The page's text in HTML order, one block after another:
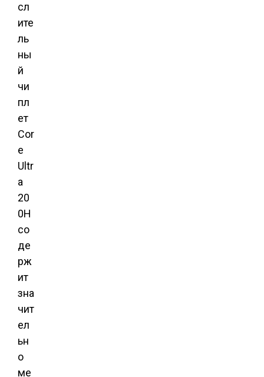
сл
ите
ль
ны
й
чи
пл
ет
Cor
e
Ultr
a
20
0H
со
де
рж
ит
зна
чит
ел
ьн
о
ме